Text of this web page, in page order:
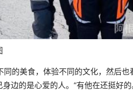
美食，体验不同的文化，然后也
边的是心爱的人。“有他在还挺好的